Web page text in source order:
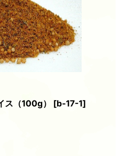
ス（100g） [b-17-1]